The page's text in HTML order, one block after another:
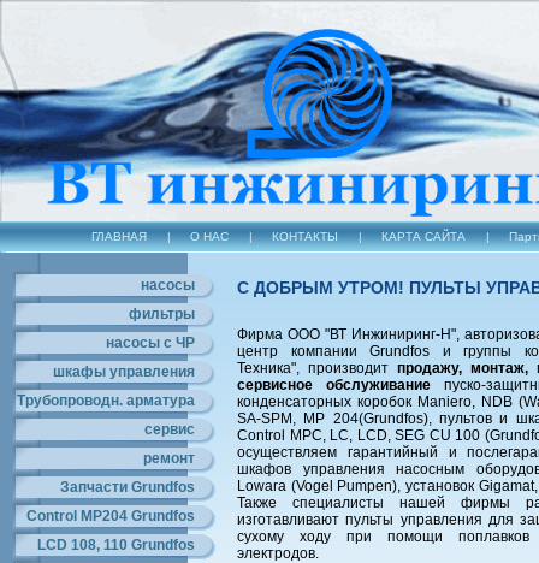
ГЛАВНАЯ | О НАС | КОНТАКТЫ | КАРТА САЙТА |
насосы
фильтры
насосы с ЧР
шкафы управления
Трубопроводн. арматура
сервис
ремонт
Запчасти Grundfos
Control MP204 Grundfos
LCD 108, 110 Grundfos
С ДОБРЫМ УТРОМ! ПУЛЬТЫ
Фирма ООО "ВТ Инжиниринг-Н",
центр компании Grundfos и группы
Техника", производит продажу, монтаж,
сервисное обслуживание пуско-
конденсаторных коробок Maniero, NDB
SA-SPM, MP 204(Grundfos), пультов и
Control MPC, LC, LCD, SEG CU 100
осуществляем гарантийный и
шкафов управления насосным
Lowara (Vogel Pumpen), установок
Также специалисты нашей фирмы
изготавливают пульты управления для
сухому ходу при помощи поплавков
электродов.